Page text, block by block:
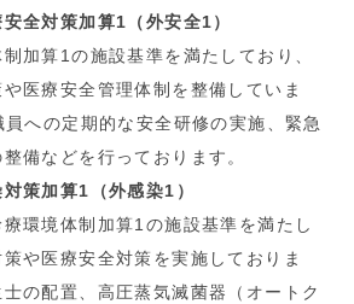
全対策加算1（外安全1）
加算1の施設基準を満たしており、
医療安全管理体制を整備していま
への定期的な安全研修の実施、緊急
備などを行っております。
策加算1（外感染1）
環境体制加算1の施設基準を満たし
や医療安全対策を実施しておりま
の配置、高圧蒸気滅菌器（オートク